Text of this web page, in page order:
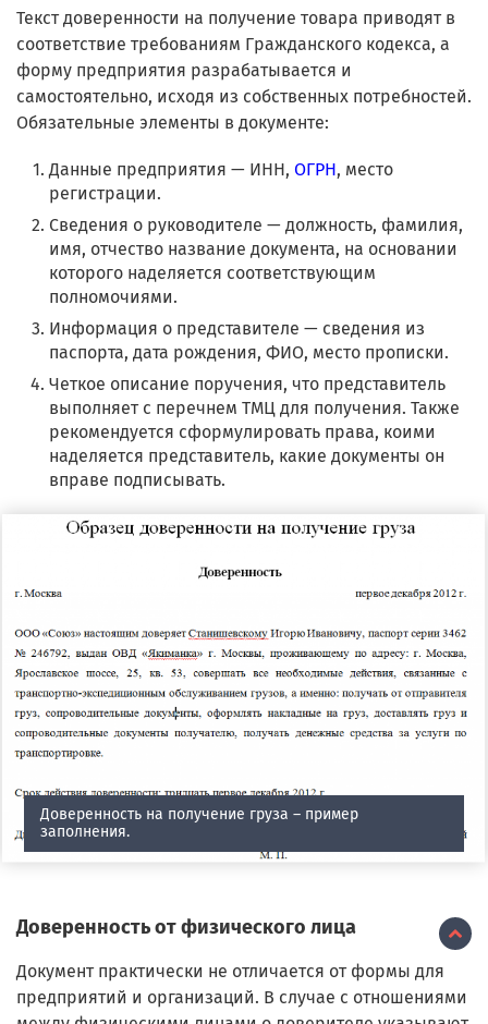
Текст доверенности на получение товара приводят в
соответствие требованиям Гражданского кодекса, а
форму предприятия разрабатывается и
самостоятельно, исходя из собственных потребностей.
Обязательные элементы в документе:
Данные предприятия — ИНН, ОГРН, место
регистрации.
Сведения о руководителе — должность, фамилия,
имя, отчество название документа, на основании
которого наделяется соответствующим
полномочиями.
Информация о представителе — сведения из
паспорта, дата рождения, ФИО, место прописки.
Четкое описание поручения, что представитель
выполняет с перечнем ТМЦ для получения. Также
рекомендуется сформулировать права, коими
наделяется представитель, какие документы он
вправе подписывать.
Доверенность на получение груза – пример
заполнения.
Доверенность от физического лица
Документ практически не отличается от формы для
предприятий и организаций. В случае с отношениями